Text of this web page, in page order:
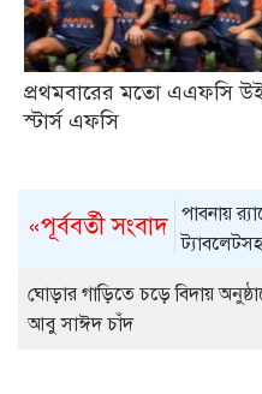
প্রথমবারের মতো এএফসি
স্টার্স এফসি
«পূর্ববর্তী সংবাদ পাবনায়
ঘোড়ার গাড়িতে চড়ে বিদায়
আবু সাঈদ চাঁদ